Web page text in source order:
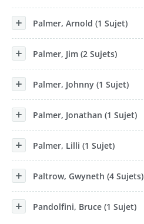
Palmer, Arnold (1 Sujet)
Palmer, Jim (2 Sujets)
Palmer, Johnny (1 Sujet)
Palmer, Jonathan (1 Sujet)
Palmer, Lilli (1 Sujet)
Paltrow, Gwyneth (4 Sujets)
Pandolfini, Bruce (1 Sujet)